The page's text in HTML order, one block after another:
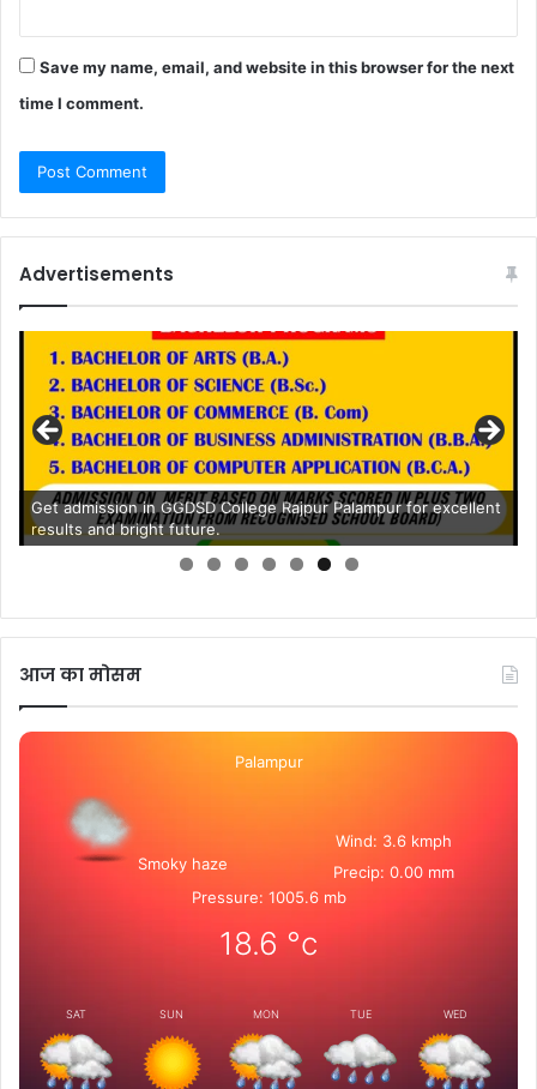
Save my name, email, and website in this browser for the next
time I comment.
Advertisements
Get admission in GGDSD College Rajpur Palampur for excellent
results and bright future.
आज का मोसम
Palampur
Smoky haze
Wind: 3.6 kmph
Precip: 0.00 mm
Pressure: 1005.6 mb
18.6 °c
SAT SUN MON TUE WED